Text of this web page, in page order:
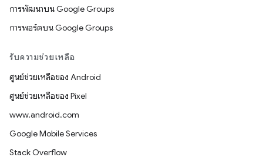
การพัฒนาบน Google Groups
การพอร์ตบน Google Groups
รับความช่วยเหลือ
ศูนย์ช่วยเหลือของ Android
ศูนย์ช่วยเหลือของ Pixel
www.android.com
Google Mobile Services
Stack Overflow